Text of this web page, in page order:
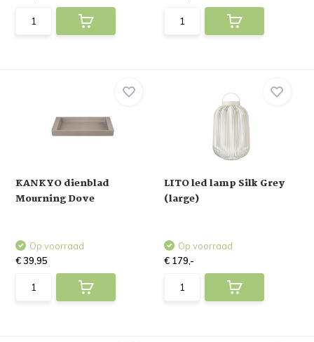
KANKYO dienblad
Mourning Dove
Op voorraad
€ 39,95
LITO led lamp Silk Grey
(large)
Op voorraad
€ 179,-